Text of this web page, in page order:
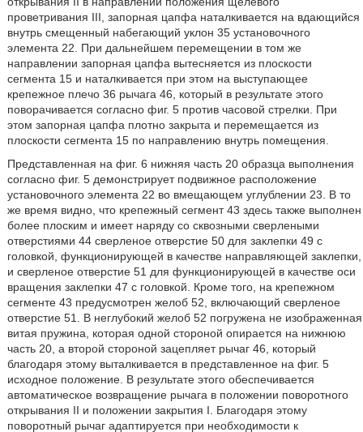
проветривания III, запорная цапфа наталкивается на вдающийся
внутрь смещенный набегающий уклон 35 установочного
элемента 22. При дальнейшем перемещении в том же
направлении запорная цапфа вытесняется из плоскости
сегмента 15 и наталкивается при этом на выступающее
крепежное плечо 36 рычага 46, который в результате этого
поворачивается согласно фиг. 5 против часовой стрелки. При
этом запорная цапфа плотно закрыта и перемещается из
плоскости сегмента 15 по направлению внутрь помещения.
Представленная на фиг. 6 нижняя часть 20 образца выполнения
согласно фиг. 5 демонстрирует подвижное расположение
установочного элемента 22 во вмещающем углублении 23. В то
же время видно, что крепежный сегмент 43 здесь также выполнен
более плоским и имеет наряду со сквозными сверлеными
отверстиями 44 сверленое отверстие 50 для заклепки 49 с
головкой, функционирующей в качестве направляющей заклепки,
и сверленое отверстие 51 для функционирующей в качестве оси
вращения заклепки 47 с головкой. Кроме того, на крепежном
сегменте 43 предусмотрен желоб 52, включающий сверленое
отверстие 51. В неглубокий желоб 52 погружена не изображенная
витая пружина, которая одной стороной опирается на нижнюю
часть 20, а второй стороной зацепляет рычаг 46, который
благодаря этому выталкивается в представленное на фиг. 5
исходное положение. В результате этого обеспечивается
автоматическое возвращение рычага в положении поворотного
открывания II и положении закрытия I. Благодаря этому
поворотный рычаг адаптируется при необходимости к